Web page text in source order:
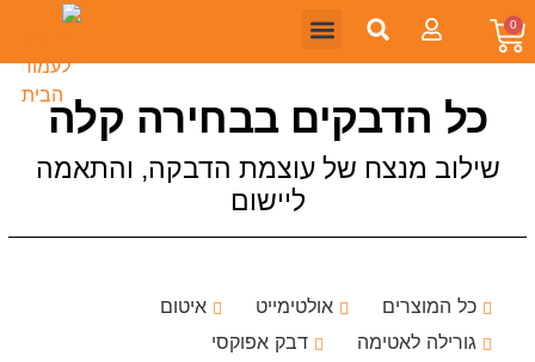
0
כל הדבקים בבחירה קלה
שילוב מנצח של עוצמת הדבקה, והתאמה
ליישום
כל המוצרים אולטימייט
איטום
גורילה לאטימה
דבק אפוקסי